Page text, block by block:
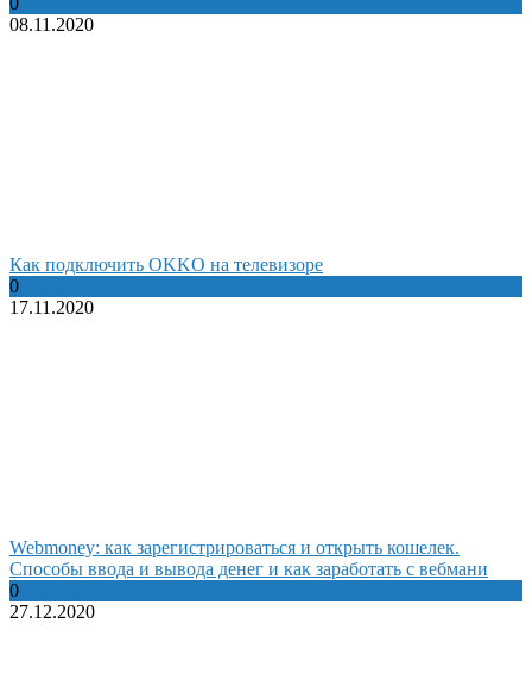
08.11.2020
Как подключить OKKO на телевизоре
0
17.11.2020
Webmoney: как зарегистрироваться и открыть кошелек.
Способы ввода и вывода денег и как заработать с вебмани
0
27.12.2020